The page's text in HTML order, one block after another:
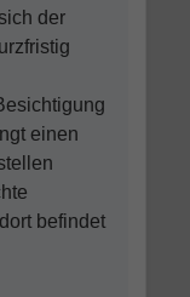
der
einen
befindet